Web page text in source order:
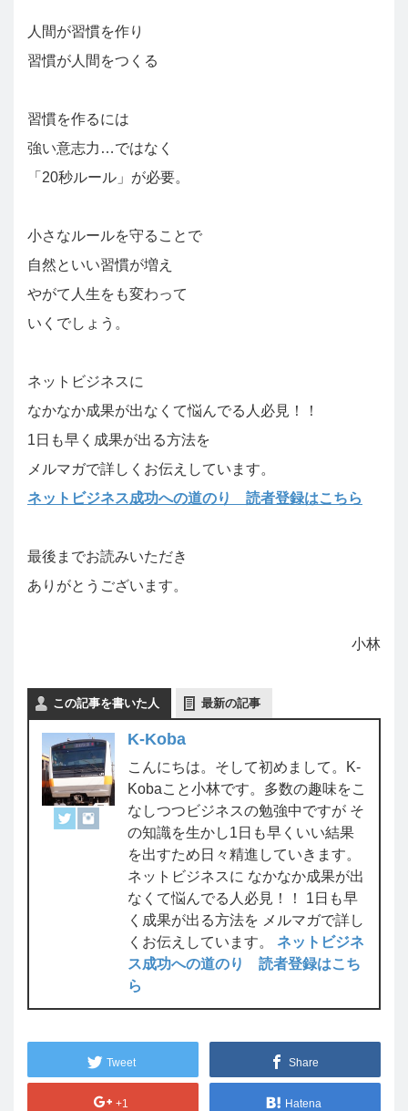
人間が習慣を作り
習慣が人間をつくる
習慣を作るには
強い意志力…ではなく
「20秒ルール」が必要。
小さなルールを守ることで
自然といい習慣が増え
やがて人生をも変わって
いくでしょう。
ネットビジネスに
なかなか成果が出なくて悩んでる人必見！！
1日も早く成果が出る方法を
メルマガで詳しくお伝えしています。
ネットビジネス成功への道のり 読者登録はこちら
最後までお読みいただき
ありがとうございます。
小林
この記事を書いた人 最新の記事
K-Koba
こんにちは。そして初めまして。K-
Kobaこと小林です。多数の趣味をこ
なしつつビジネスの勉強中ですが そ
の知識を生かし1日も早くいい結果
を出すため日々精進していきます。
ネットビジネスに なかなか成果が出
なくて悩んでる人必見！！ 1日も早
く成果が出る方法を メルマガで詳し
くお伝えしています。 ネットビジネ
ス成功への道のり 読者登録はこち
ら
Tweet Share
+1 Hatena